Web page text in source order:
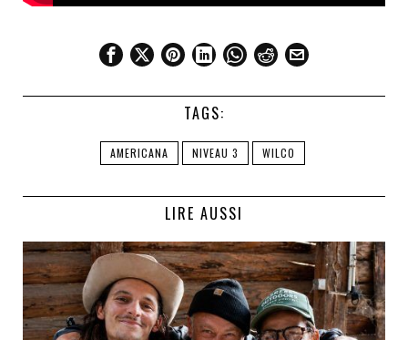
TAGS:
AMERICANA NIVEAU 3 WILCO
LIRE AUSSI